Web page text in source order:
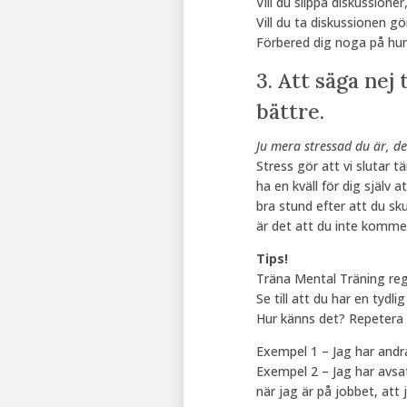
Vill du ta diskussionen
Förbered dig noga på
3. Att säga
bättre.
Ju mera stressad du är,
Stress gör att vi slutar
ha en kväll för dig själv
bra stund efter att du
är det att du inte
Tips!
Träna Mental Träning
Se till att du har en
Hur känns det?
Exempel 1 – Jag har
Exempel 2 – Jag har
när jag är på jobbet, att